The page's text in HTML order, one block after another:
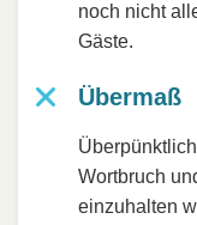
noch nicht
Gäste.
Übermaß
Wortbruch
einzuhalten